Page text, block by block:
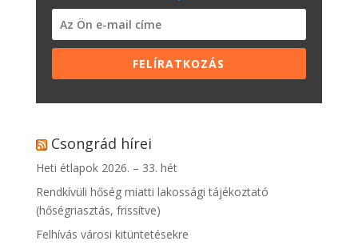
FELÍRATKOZÁS
Csongrád hírei
Heti étlapok 2026. – 33. hét
Rendkívüli hőség miatti lakossági tájékoztató
(hőségriasztás, frissítve)
Felhívás városi kitüntetésekre